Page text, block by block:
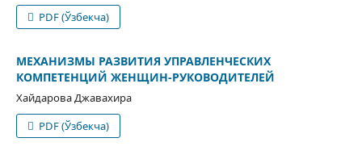
PDF (Ўзбекча)
МЕХАНИЗМЫ РАЗВИТИЯ УПРАВЛЕНЧЕСКИХ
КОМПЕТЕНЦИЙ ЖЕНЩИН-РУКОВОДИТЕЛЕЙ
Хайдарова Джавахира
PDF (Ўзбекча)